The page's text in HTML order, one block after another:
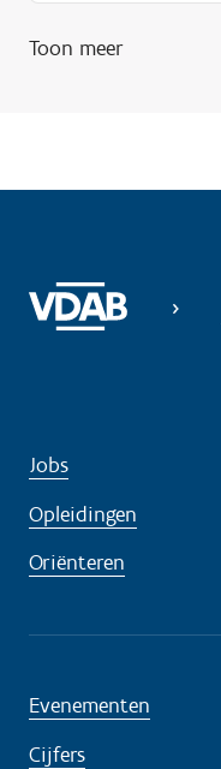
Toon meer
Jobs
Opleidingen
Oriënteren
Evenementen
Cijfers